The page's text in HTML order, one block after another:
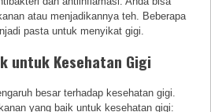
atau menjadikannya teh. Beberapa
pasta untuk menyikat gigi.
untuk Kesehatan Gigi
besar terhadap kesehatan gigi.
yang baik untuk kesehatan gigi: